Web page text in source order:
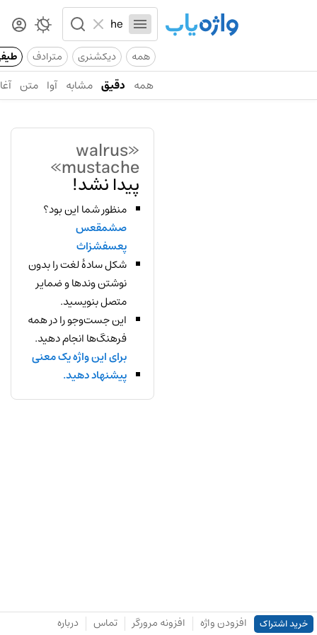
همه دیکشنری مترادف
همه دقیق مشابه آوا متن
«walrus
mustache»
پیدا نشد!
منظور شما این بود؟
صشمقعس
پعسفشزاث
شکل سادهٔ لغت را بدون
نوشتن وندها و ضمایر
متصل بنویسید.
این جست‌وجو را در همه
فرهنگ‌ها انجام دهید.
برای این واژه یک معنی
پیشنهاد دهید.
خرید اشتراک افزودن واژه افزونه مرورگر تماس درباره